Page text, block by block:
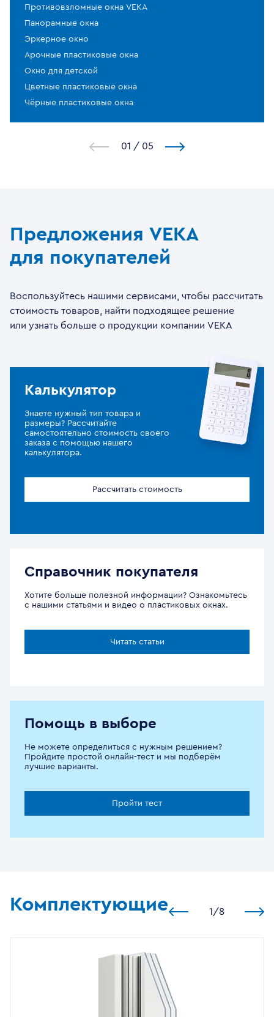
Противовзломные окна VEKA
Панорамные окна
Эркерное окно
Арочные пластиковые окна
Окно для детской
Цветные пластиковые окна
Чёрные пластиковые окна
1 / 5
Предложения VEKA
для покупателей
Воспользуйтесь нашими сервисами, чтобы рассчитать
стоимость товаров, найти подходящее решение
или узнать больше о продукции компании VEKA
Калькулятор
Знаете нужный тип товара и
размеры? Рассчитайте
самостоятельно стоимость своего
заказа с помощью нашего
калькулятора.
Рассчитать стоимость
Справочник покупателя
Хотите больше полезной информации? Ознакомьтесь
с нашими статьями и видео о пластиковых окнах.
Читать статьи
Помощь в выборе
Не можете определиться с нужным решением?
Пройдите простой онлайн-тест и мы подберём
лучшие варианты.
Пройти тест
Комплектующие 1 /8